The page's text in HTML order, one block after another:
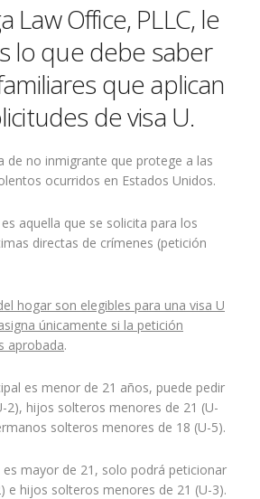
Law Office, PLLC, le
lo que debe saber
que aplican
de visa U.
de no inmigrante que protege a las
ocurridos en Estados Unidos.
aquella que se solicita para los
directas de crímenes (petición
hogar son elegibles para una visa U
únicamente si la petición
aprobada.
es menor de 21 años, puede pedir
2), hijos solteros menores de 21 (U-
solteros menores de 18 (U-5).
es mayor de 21, solo podrá peticionar
e hijos solteros menores de 21 (U-3).